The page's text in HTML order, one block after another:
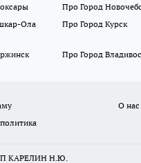
Про Город
Ола
Про Город Курск
Про Город
О нас
КАРЕЛИН Н.Ю.